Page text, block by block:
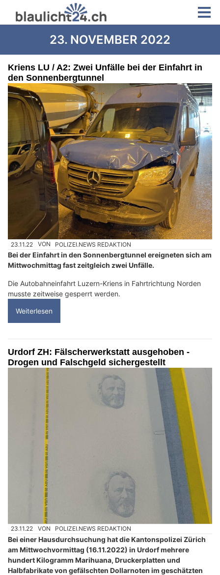
23. NOVEMBER 2022
Kriens LU / A2: Zwei Unfälle bei der Einfahrt in
den Sonnenbergtunnel
23.11.22 VON POLIZEI.NEWS REDAKTION
Bei der Einfahrt in den Sonnenbergtunnel ereigneten sich am
Mittwochmittag fast zeitgleich zwei Unfälle.
Die Autobahneinfahrt Luzern-Kriens in Fahrtrichtung Norden
musste zeitweise gesperrt werden.
Weiterlesen
Urdorf ZH: Fälscherwerkstatt ausgehoben -
Drogen und Falschgeld sichergestellt
23.11.22 VON POLIZEI.NEWS REDAKTION
Bei einer Hausdurchsuchung hat die Kantonspolizei Zürich
am Mittwochvormittag (16.11.2022) in Urdorf mehrere
hundert Kilogramm Marihuana, Druckerplatten und
Halbfabrikate von gefälschten Dollarnoten im geschätzten